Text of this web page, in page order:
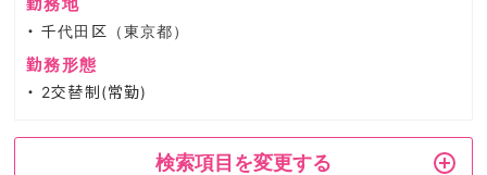
千代田区（東京都）
勤務形態
2交替制(常勤)
検索項目を変更する